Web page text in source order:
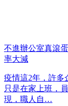
不進辦公室真滾
率大減
疫情這2年，許多
只是在家上班，
現，職人自…